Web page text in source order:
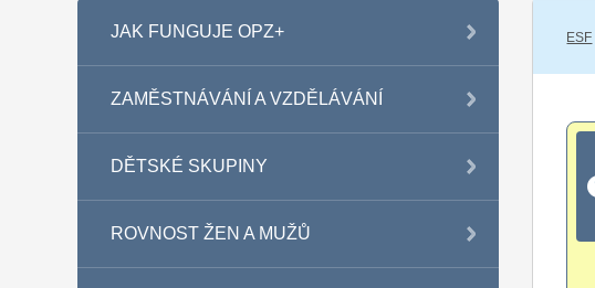
JAK FUNGUJE OPZ+
ZAMĚSTNÁVÁNÍ A VZDĚLÁVÁNÍ
DĚTSKÉ SKUPINY
ROVNOST ŽEN A MUŽŮ
ESF